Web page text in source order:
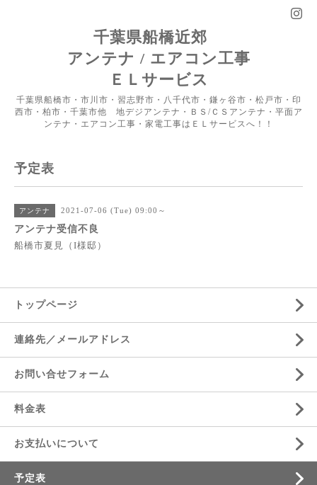
千葉県船橋近郊
アンテナ / エアコン工事
ＥＬサービス
千葉県船橋市・市川市・習志野市・八千代市・鎌ヶ谷市・松戸市・印
西市・柏市・千葉市他 地デジアンテナ・ＢＳ/ＣＳアンテナ・平面ア
ンテナ・エアコン工事・家電工事はＥＬサービスへ！！
予定表
アンテナ 2021-07-06 (Tue) 09:00～
アンテナ受信不良
船橋市夏見（I様邸）
トップページ
連絡先／メールアドレス
お問い合せフォーム
料金表
お支払いについて
予定表